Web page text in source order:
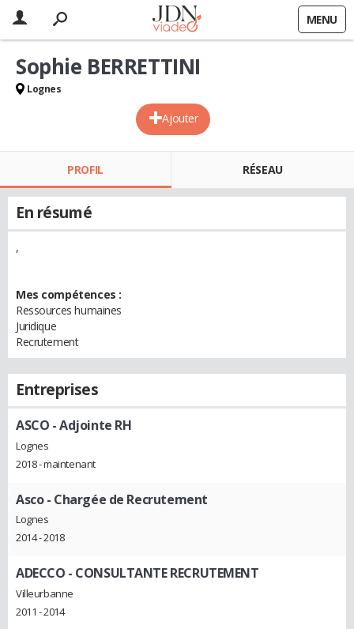
MENU
Ajouter
Sophie BERRETTINI
Lognes
PROFIL RÉSEAU
En résumé
,
Mes compétences :
Ressources humaines
Juridique
Recrutement
Entreprises
ASCO - Adjointe RH
Lognes
2018 - maintenant
Asco- Chargée de Recrutement
Lognes
2014 - 2018
ADECCO - CONSULTANTE RECRUTEMENT
Villeurbanne
2011 - 2014